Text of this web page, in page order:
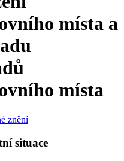
místa a
místa
znění
situace